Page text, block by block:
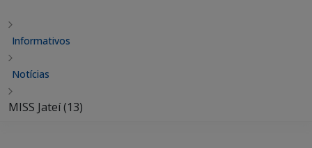
Informativos
Notícias
MISS Jateí (13)